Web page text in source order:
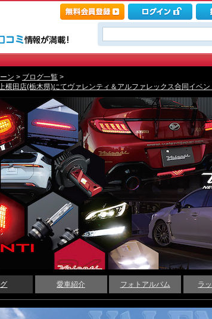
ン > ブログ一覧 >
田店(栃木県)にてヴァレンティ＆アルファレックス合同イベン
愛車紹介 フォトアルバム ラ